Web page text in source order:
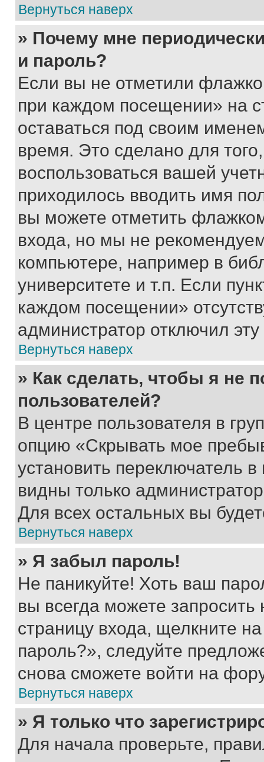
Вернуться наверх
» Почему мне
и пароль?
Если вы не отметили
при каждом посещении» на
оставаться под своим
время. Это сделано для
воспользоваться вашей
приходилось вводить имя
вы можете отметить
входа, но мы не
компьютере, например в
университете и т.п. Если
каждом посещении»
администратор отключил
Вернуться наверх
» Как сделать, чтобы я не
пользователей?
В центре пользователя в
опцию «Скрывать мое
установить переключатель
видны только
Для всех остальных вы
Вернуться наверх
» Я забыл пароль!
Не паникуйте! Хоть ваш
вы всегда можете
страницу входа, щелкните
пароль?», следуйте
снова сможете войти на
Вернуться наверх
» Я только что
Для начала проверьте,